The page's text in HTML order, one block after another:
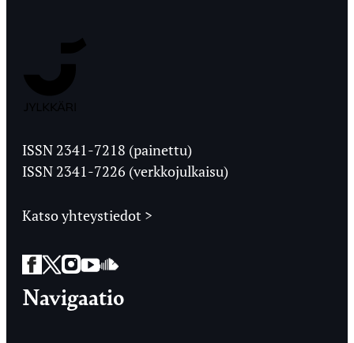
Ylioppilaslehti
ISSN 2341-7218 (painettu)
ISSN 2341-7226 (verkkojulkaisu)
Katso yhteystiedot >
Facebook
Twitter
Instagram
YouTube
SoundCloud
Navigaatio